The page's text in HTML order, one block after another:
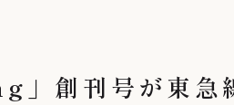
創刊号が東急